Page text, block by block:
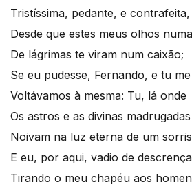
Tristíssima, pedante, e contrafeita,
Desde que estes meus olhos
De lágrimas te viram num caixão;
Se eu pudesse, Fernando, e tu
Voltávamos à mesma: Tu, lá onde
Os astros e as divinas madrugadas
Noivam na luz eterna de um
E eu, por aqui, vadio de descrença
Tirando o meu chapéu aos